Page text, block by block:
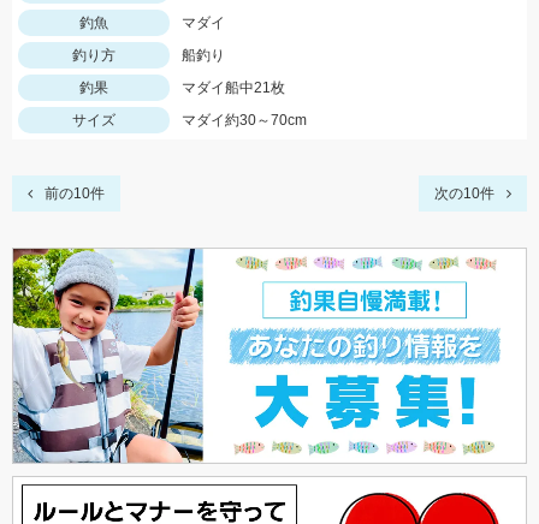
釣魚
マダイ
釣り方
船釣り
釣果
マダイ船中21枚
サイズ
マダイ約30～70cm
前の10件 次の10件